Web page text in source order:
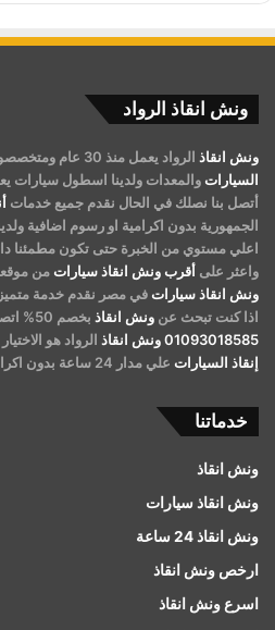
ونش انقاذ الرواد
ونش انقاذ الرواد يعمل منذ 30 عام ومتخصصون في
السيارات
أتصل بنا نصلك في الحال نقدم جميع خدمات
الجمهورية بدون اكرامية او رسوم اضافية
اعلي مستوي من الخبرة حتى تكون مطمئنا
واعثر على أقرب ونش انقاذ سيارات من
ونش انقاذ سيارات في مصر نقدم خدمة
اذا كنت تبحث عن ونش انقاذ بخصم 50% اتصل بنا الان علي
01093018585ونش انقاذ الرواد هو
إنقاذ السيارات علي مدار 24 ساعة بدون اكرامية او رسوم اضافية.
خدماتنا
ونش انقاذ
ونش انقاذ سيارات
ونش انقاذ 24 ساعة
ارخص ونش انقاذ
اسرع ونش انقاذ